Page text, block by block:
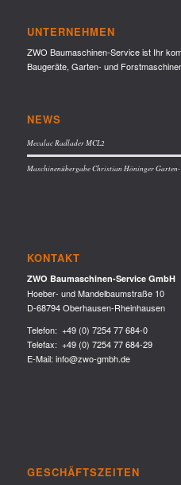
UNTERNEHMEN
ZWO Baumaschinen-Service ist Ihr
Baugeräte, Garten- und
NEWS
Mecalac Radlader MCL2
Maschinenübergabe Christian Höninger
KONTAKT
ZWO Baumaschinen-Service GmbH
Hoeber- und Mandelbaumstraße 10
D-68794 Oberhausen-Rheinhausen
Telefon: +49 (0) 7254 77 684-0
Telefax: +49 (0) 7254 77 684-29
E-Mail: info@zwo-gmbh.de
GESCHÄFTSZEITEN